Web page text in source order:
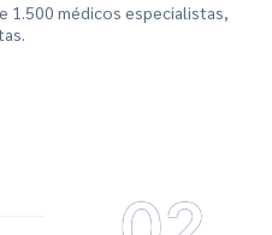
1.500 médicos especialistas,